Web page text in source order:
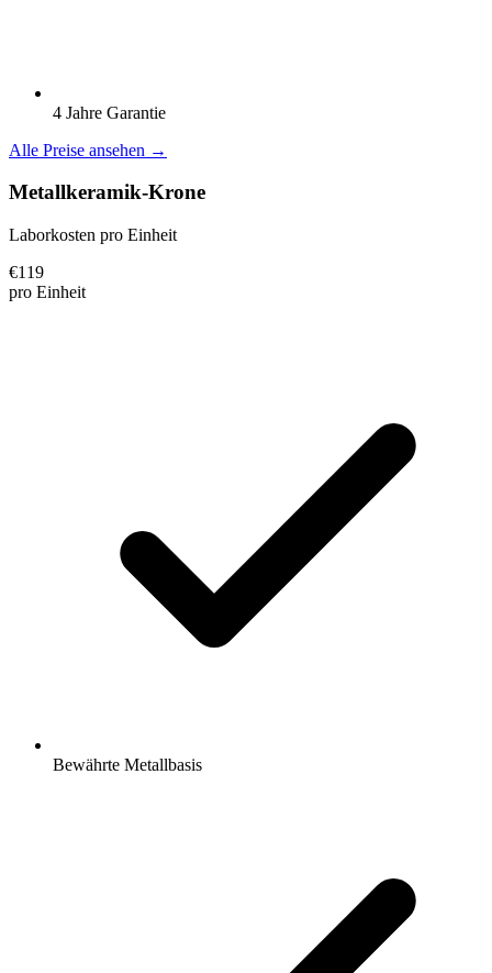
4 Jahre Garantie
Alle Preise ansehen →
Metallkeramik-Krone
Laborkosten pro Einheit
€119
pro Einheit
Bewährte Metallbasis